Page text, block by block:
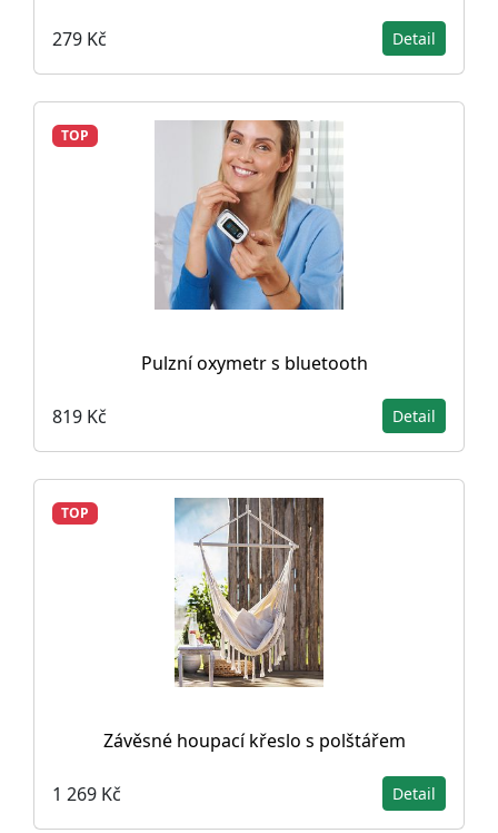
279 Kč Detail
TOP
Pulzní oxymetr s bluetooth
819 Kč Detail
TOP
Závěsné houpací křeslo s polštářem
1 269 Kč Detail